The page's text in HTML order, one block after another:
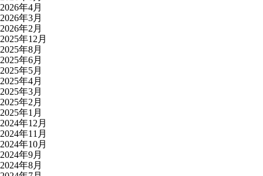
2026年4月
2026年3月
2026年2月
2025年12月
2025年8月
2025年6月
2025年5月
2025年4月
2025年3月
2025年2月
2025年1月
2024年12月
2024年11月
2024年10月
2024年9月
2024年8月